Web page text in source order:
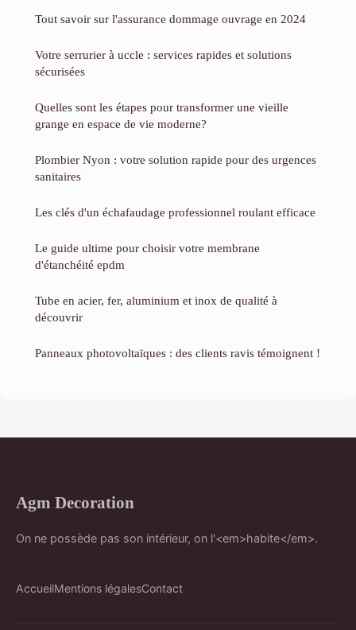
Tout savoir sur l'assurance dommage ouvrage en 2024
Votre serrurier à uccle : services rapides et solutions
sécurisées
Quelles sont les étapes pour transformer une vieille
grange en espace de vie moderne?
Plombier Nyon : votre solution rapide pour des urgences
sanitaires
Les clés d'un échafaudage professionnel roulant efficace
Le guide ultime pour choisir votre membrane
d'étanchéité epdm
Tube en acier, fer, aluminium et inox de qualité à
découvrir
Panneaux photovoltaïques : des clients ravis témoignent !
Agm Decoration
On ne possède pas son intérieur, on l'<em>habite</em>.
AccueilMentions légalesContact